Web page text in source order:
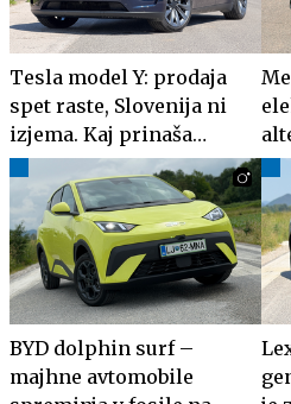
Tesla model Y: prodaja
spet raste, Slovenija ni
izjema. Kaj prinaša
dodatek dveh sedežev?
BYD dolphin surf –
majhne avtomobile